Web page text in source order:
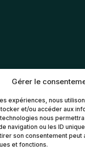
Gérer le
expériences, nous
et/ou accéder aux
nous
navigation ou les ID
son consentement peut
et fonctions.